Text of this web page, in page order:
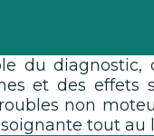
du
et des effets
non
tout au